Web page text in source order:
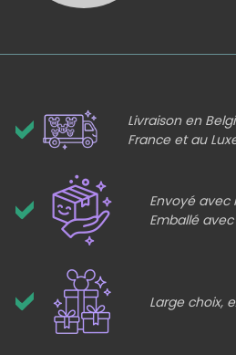
Livraison en
France et au
Envoyé avec
Emballé
Large choix,